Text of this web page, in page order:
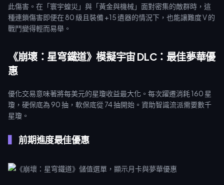
此傷害。在「寰宇蝗災」與「黃金與機械」面對密集的敵群時，這
種連鎖傷害即便在 80 級且裝備 +15 遺器的情況下，也能讓難度 V 的
戰鬥變得輕而易舉。
《崩壞：星穹鐵道》模擬宇宙 DLC：最佳夢華優
惠
優化交易意味著將每美元的星瓊收益最大化。每次躍遷消耗 160 星
瓊，硬保底為 90 抽，軟保底從 74 抽開始。資助智識流派需要數千
星瓊。
前期進度最佳優惠